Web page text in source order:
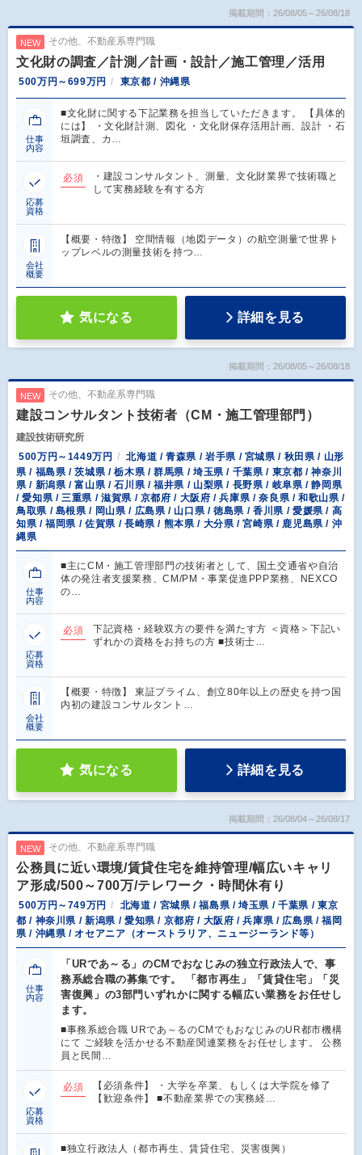
掲載期間：26/08/05～26/08/18
NEW その他、不動産系専門職
文化財の調査／計測／計画・設計／施工管理／活用
500万円～699万円 東京都 / 沖縄県
仕事
内容
■文化財に関する下記業務を担当していただきます。 【具体的
には】 ・文化財計測、図化 ・文化財保存活用計画、設計 ・石
垣調査、カ…
応募
資格
必須
・建設コンサルタント、測量、文化財業界で技術職と
して実務経験を有する方
会社
概要
【概要・特徴】 空間情報（地図データ）の航空測量で世界ト
ップレベルの測量技術を持つ…
気になる 詳細を見る
掲載期間：26/08/05～26/08/18
NEW その他、不動産系専門職
建設コンサルタント技術者（CM・施工管理部門）
建設技術研究所
500万円～1449万円
北海道 / 青森県 / 岩手県 / 宮城県 / 秋田県 / 山形
県 / 福島県 / 茨城県 / 栃木県 / 群馬県 / 埼玉県 / 千葉県 / 東京都 / 神奈川
県 / 新潟県 / 富山県 / 石川県 / 福井県 / 山梨県 / 長野県 / 岐阜県 / 静岡県
/ 愛知県 / 三重県 / 滋賀県 / 京都府 / 大阪府 / 兵庫県 / 奈良県 / 和歌山県 /
鳥取県 / 島根県 / 岡山県 / 広島県 / 山口県 / 徳島県 / 香川県 / 愛媛県 / 高
知県 / 福岡県 / 佐賀県 / 長崎県 / 熊本県 / 大分県 / 宮崎県 / 鹿児島県 / 沖
縄県
仕事
内容
■主にCM・施工管理部門の技術者として、国土交通省や自治
体の発注者支援業務、CM/PM・事業促進PPP業務、NEXCO
の…
応募
資格
必須
下記資格・経験双方の要件を満たす方 ＜資格＞下記い
ずれかの資格をお持ちの方 ■技術士…
会社
概要
【概要・特徴】 東証プライム、創立80年以上の歴史を持つ国
内初の建設コンサルタント…
気になる 詳細を見る
掲載期間：26/08/04～26/08/17
NEW その他、不動産系専門職
公務員に近い環境/賃貸住宅を維持管理/幅広いキャリ
ア形成/500～700万/テレワーク・時間休有り
500万円～749万円
北海道 / 宮城県 / 福島県 / 埼玉県 / 千葉県 / 東京
都 / 神奈川県 / 新潟県 / 愛知県 / 京都府 / 大阪府 / 兵庫県 / 広島県 / 福岡
県 / 沖縄県 / オセアニア（オーストラリア、ニュージーランド等）
仕事
内容
「URであ～る」のCMでおなじみの独立行政法人で、事
務系総合職の募集です。 「都市再生」「賃貸住宅」「災
害復興」の3部門いずれかに関する幅広い業務をお任せし
ます。
■事務系総合職 URであ～るのCMでもおなじみのUR都市機構
にて ご経験を活かせる不動産関連業務をお任せします。 公務
員と民間…
応募
資格
必須
【必須条件】 ・大学を卒業、もしくは大学院を修了
【歓迎条件】 ■不動産業界での実務経…
■独立行政法人（都市再生、賃貸住宅、災害復興）